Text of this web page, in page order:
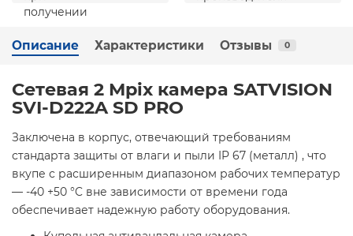
Описание Характеристики Отзывы 0
Сетевая 2 Mpix камера SATVISION
SVI-D222A SD PRO
Заключена в корпус, отвечающий требованиям
стандарта защиты от влаги и пыли IP 67 (металл) , что
вкупе с расширенным диапазоном рабочих температур
— -40 +50 °C вне зависимости от времени года
обеспечивает надежную работу оборудования.